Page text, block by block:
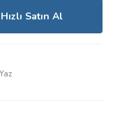
Hızlı Satın Al